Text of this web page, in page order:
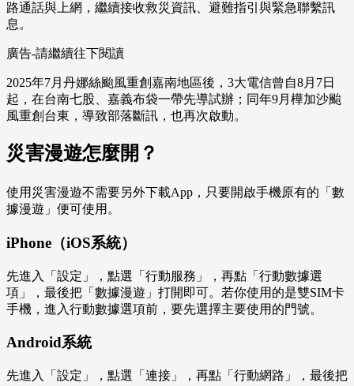
路通話與上網，繼續接收救災資訊、避難指引與緊急聯繫訊
息。
廣告-請繼續往下閱讀
2025年7月丹娜絲颱風重創嘉南地區後，3大電信曾自8月7日
起，在台南七股、嘉義布袋一帶先導試辦；同年9月樺加沙颱
風重創台東，導致部落斷訊，也再次啟動。
災害漫遊怎麼開？
使用災害漫遊不需要另外下載App，只要開啟手機原有的「數
據漫遊」便可使用。
iPhone（iOS系統）
先進入「設定」，點選「行動服務」，再點「行動數據選
項」，最後把「數據漫遊」打開即可。若你使用的是雙SIM卡
手機，進入行動數據選項前，要先選擇主要使用的門號。
Android系統
先進入「設定」，點選「連接」，再點「行動網路」，最後把